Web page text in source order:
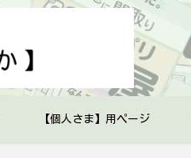
【個人さま】用ページ